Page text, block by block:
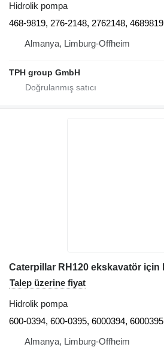
Hidrolik pompa
468-9819, 276-2148, 2762148, 4689819
Almanya, Limburg-Offheim
TPH group GmbH
Talep üzerine fiyat
Hidrolik pompa
600-0394, 600-0395, 6000394, 6000395
Almanya, Limburg-Offheim